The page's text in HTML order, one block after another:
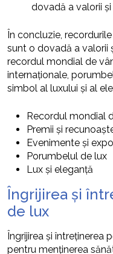
dovadă a valorii și
În concluzie,
sunt o dovadă a valorii
recordul mondial de
internaționale,
simbol al luxului și al
Recordul mondial
Premii și
Evenimente și
Porumbelul de lux
Lux și eleganță
Îngrijirea și
de lux
Îngrijirea și întreținerea
pentru menținerea